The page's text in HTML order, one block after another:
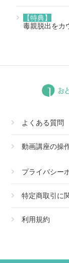
【特典】
毒親脱出をカ
よくある質問
動画講座の操
プライバシー
特定商取引に
利用規約